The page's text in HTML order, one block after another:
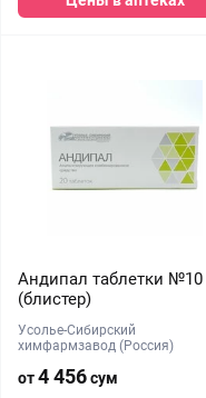
Андипал таблетки №10
(блистер)
Усолье-Сибирский
химфармзавод (Россия)
от4 456сум